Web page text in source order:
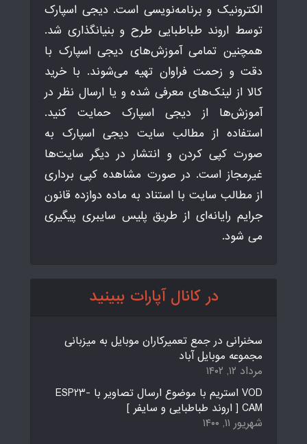
الکترونیک و برنامه‌نویسی است. دیجی اسپارک
توسط اروند طباطبایی طرح و بنیانگذاری شد.
همچنین تمامی آموزش‌های دیجی اسپارک با
دقت و زحمت فراوان تهیه می‌شوند. با خرید
کالا از لینک‌های معرفی شده و یا ارسال نظر در
آموزش‌ها از دیجی اسپارک حمایت کنید.
استفاده از مطالب سایت دیجی اسپارک به
صورت کپی کردن و انتشار در دیگر سایت‌ها
غیرمجاز است. در صورت مشاهده کپی برداری
از مطالب سایت با استناد به ماده دوازده قانون
جرایم رایانه‌ای از طریق پلیس سایبری پیگیری
می شود.
در کانال آپارات ببینید
سخنرانی در جمع تعمیرکاران موبایل به میزبانی
مجموعه موبایل آباد
مرداد ۱۲, ۱۴۰۲
VOD استریم با موضوع ارسال تصاویر با ESP23-
CAM [ اروند طباطبایی و سایفر ]
شهریور ۱۱, ۱۴۰۰